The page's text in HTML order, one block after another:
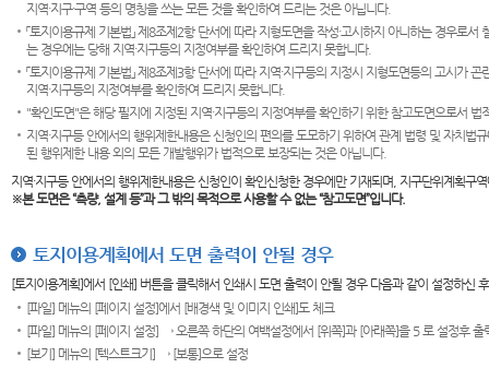
지역·지구·구역 등의 명칭을 쓰는 모든 것을 확인하여 드리는 것은 아닙니다.
「토지이용규제 기본법」 제8조제2항 단서에 따라 지형도면을 작성·고시하지 아니하는 경우로
는 경우에는 당해 지역·지구등의 지정여부를 확인하여 드리지 못합니다.
「토지이용규제 기본법」 제8조제3항 단서에 따라 지역·지구등의 지정시 지형도면등의 고시가
지역·지구등의 지정여부를 확인하여 드리지 못합니다.
"확인도면"은 해당 필지에 지정된 지역·지구등의 지정여부를 확인하기 위한 참고도면으로서
지역·지구등 안에서의 행위제한내용은 신청인의 편의를 도모하기 위하여 관계 법령 및 자치
된 행위제한 내용 외의 모든 개발행위가 법적으로 보장되는 것은 아닙니다.
지역·지구등 안에서의 행위제한내용은 신청인이 확인신청한 경우에만 기재되며, 지구단위계획
※본 도면은“측량, 설계 등”과 그 밖의 목적으로 사용할 수 없는 “참고도면”입니다.
토지이용계획에서 도면 출력이 안될 경우
[토지이용계획]에서 [인쇄] 버튼을 클릭해서 인쇄시 도면 출력이 안될 경우 다음과 같이 설정하신
[파일] 메뉴의 [페이지 설정]에서 [배경색 및 이미지 인쇄]도 체크
[파일] 메뉴의 [페이지 설정] → 오른쪽 하단의 여백설정에서 [위쪽]과 [아래쪽]을 5 로 설정후 출
[보기] 메뉴의 [텍스트크기] → [보통]으로 설정